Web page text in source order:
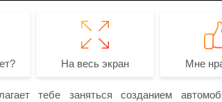
На весь экран Мне
тебе заняться созданием